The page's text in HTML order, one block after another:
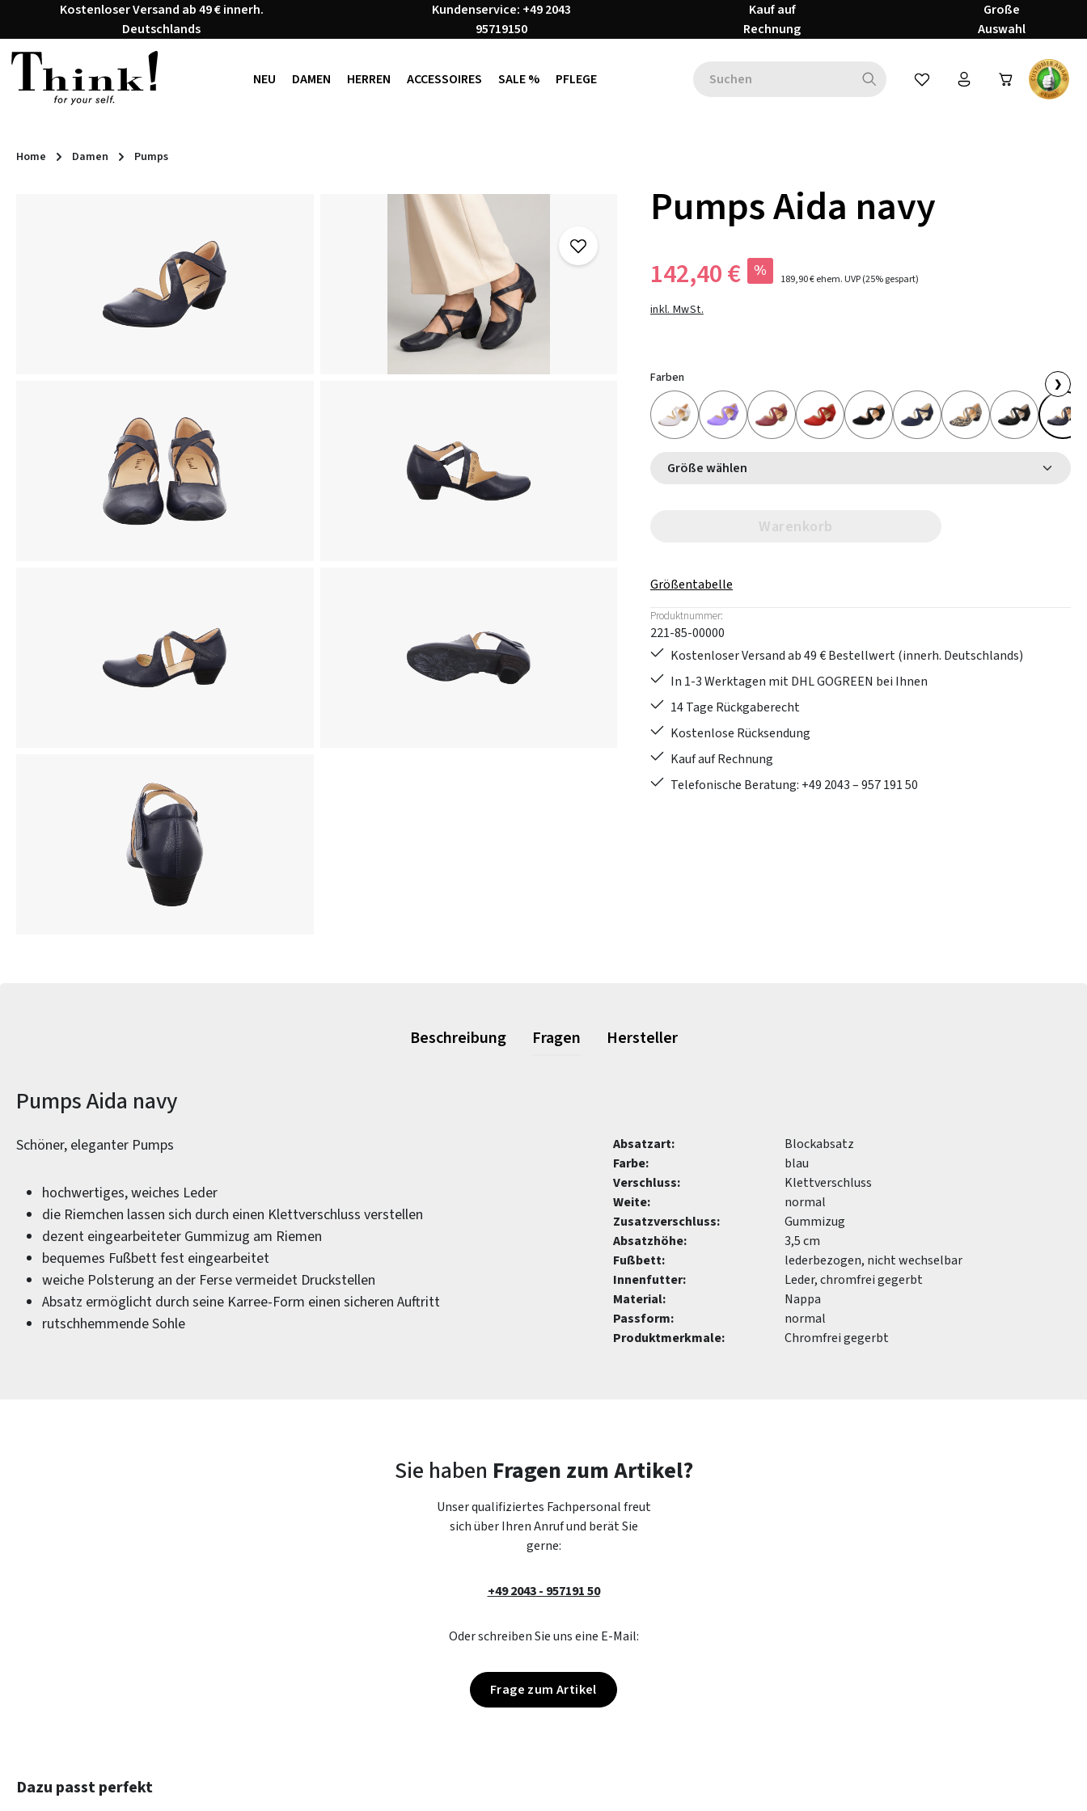
Hauptinhalt springen
Zur Suche springen
Zur Hauptnavigation springen
Kostenloser Versand ab 49 € innerh.
Deutschlands
Kundenservice: +49 2043
95719150
Kauf auf
Rechnung
Große
Auswahl
NEU DAMEN HERREN ACCESSOIRES SALE % PFLEGE Du hast 0 Produkte auf dem
Home Damen Pumps
Pumps Aida navy
142,40 € % 189,90 €ehem. UVP(25% gespart)
inkl. MwSt.
Farben ❯
Größe wählen
Warenkorb
Größentabelle
Produktnummer:
221-85-00000
Kostenloser Versand ab 49 € Bestellwert (innerh. Deutschlands)
In 1-3 Werktagen mit DHL GOGREEN bei Ihnen
14 Tage Rückgaberecht
Kostenlose Rücksendung
Kauf auf Rechnung
Telefonische Beratung: +49 2043 – 957 191 50
Beschreibung Fragen Hersteller
Produktinformationen
Pumps Aida navy
Schöner, eleganter Pumps
hochwertiges, weiches Leder
die Riemchen lassen sich durch einen Klettverschluss verstellen
dezent eingearbeiteter Gummizug am Riemen
bequemes Fußbett fest eingearbeitet
weiche Polsterung an der Ferse vermeidet Druckstellen
Absatz ermöglicht durch seine Karree-Form einen sicheren Auftritt
rutschhemmende Sohle
Absatzart:
Blockabsatz
Farbe:
blau
Verschluss:
Klettverschluss
Weite:
normal
Zusatzverschluss:
Gummizug
Absatzhöhe:
3,5 cm
Fußbett:
lederbezogen, nicht wechselbar
Innenfutter:
Leder, chromfrei gegerbt
Material:
Nappa
Passform:
normal
Produktmerkmale:
Chromfrei gegerbt
Sie haben Fragen zum Artikel?
Unser qualifiziertes Fachpersonal freut
sich über Ihren Anruf und berät Sie
gerne:
+49 2043 - 957191 50
Oder schreiben Sie uns eine E-Mail:
Frage zum Artikel
Produktgalerie überspringen
Dazu passt perfekt